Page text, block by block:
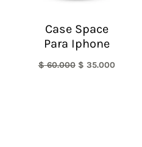
Case Space
Para Iphone
$60.000 $ 35.000